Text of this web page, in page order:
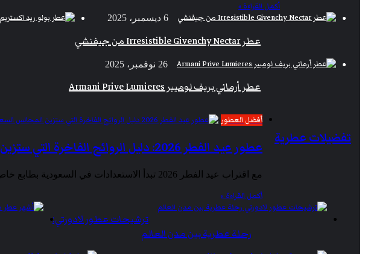
أكمل القراءة »
6 ديسمبر، 2025
عطر Irresistible Givenchy Nectar من جيفنشي
26 نوفمبر، 2025
عطر أرماني بريف لوميير Armani Prive Lumieres
تفضيلات عطرية
أفضل العطور
عطور عيد الفطر 2026: دليل الروائح الفاخرة التي ستزين المجالس السعودية
مع اقتراب عيد الفطر 2026 تبدأ الاستعدادات في السعودية بطابع خاص يجمع بين الأناقة والكرم والاحتفاء بالضيوف. فمنذ القدم ارتبطت…
أكمل القراءة »
ترشيحات عطور لادورتي:
رحلة عطرية بين مدن العالم